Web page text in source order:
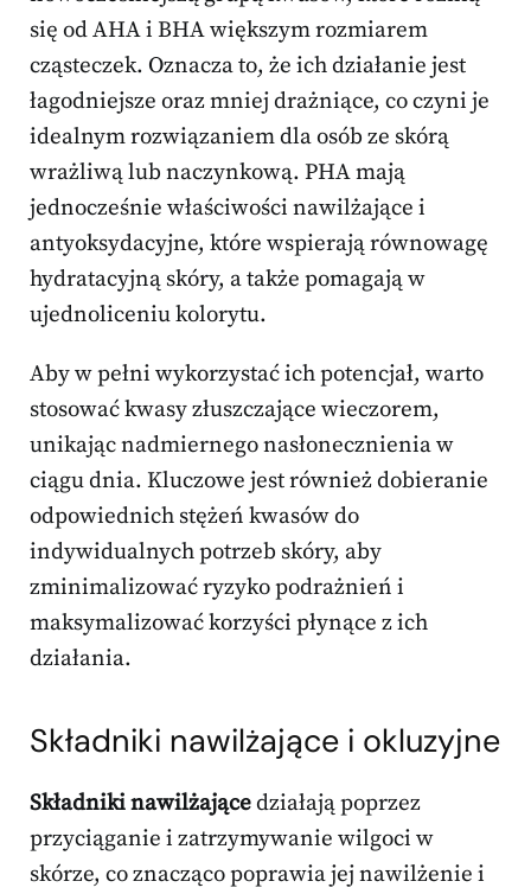
się od AHA i BHA większym rozmiarem
cząsteczek. Oznacza to, że ich działanie jest
łagodniejsze oraz mniej drażniące, co czyni je
idealnym rozwiązaniem dla osób ze skórą
wrażliwą lub naczynkową. PHA mają
jednocześnie właściwości nawilżające i
antyoksydacyjne, które wspierają równowagę
hydratacyjną skóry, a także pomagają w
ujednoliceniu kolorytu.
Aby w pełni wykorzystać ich potencjał, warto
stosować kwasy złuszczające wieczorem,
unikając nadmiernego nasłonecznienia w
ciągu dnia. Kluczowe jest również dobieranie
odpowiednich stężeń kwasów do
indywidualnych potrzeb skóry, aby
zminimalizować ryzyko podrażnień i
maksymalizować korzyści płynące z ich
działania.
Składniki nawilżające i okluzyjne
Składniki nawilżającedziałają poprzez
przyciąganie i zatrzymywanie wilgoci w
skórze, co znacząco poprawia jej nawilżenie i